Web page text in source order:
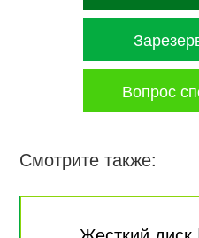
Вопрос
Смотрите также: